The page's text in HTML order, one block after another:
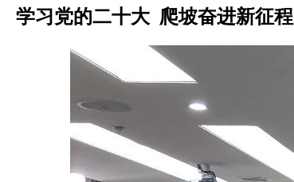
学习党的二十大 爬坡奋进新征程